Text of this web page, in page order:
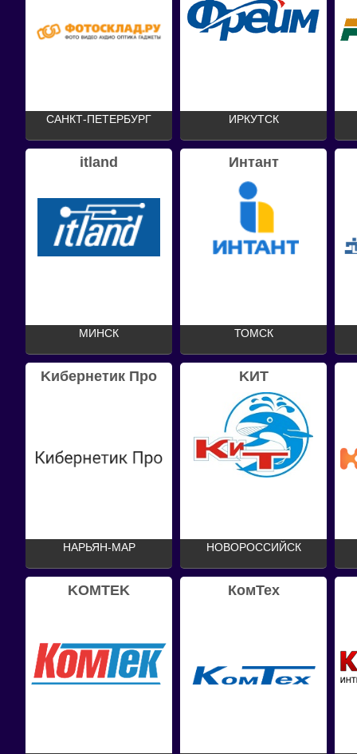
САНКТ-ПЕТЕРБУРГ ИРКУТСК
itland
МИНСК
Интант
ТОМСК
Kибернетик Про
НАРЬЯН-МАР
KИT
НОВОРОССИЙСК
KOMTEK КомТех